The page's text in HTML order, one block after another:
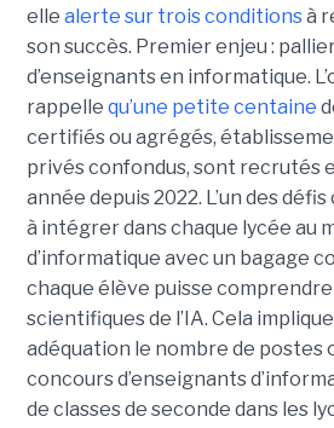
elle alerte sur trois conditionsà
son succès. Premier enjeu :
d’enseignants en informatique.
rappelle qu’une petite centaine
certifiés ou agrégés,
privés confondus, sont recrutés
année depuis 2022. L’un des
à intégrer dans chaque lycée au
d’informatique avec un bagage
chaque élève puisse
scientifiques de l’IA. Cela
adéquation le nombre de postes
concours d’enseignants
de classes de seconde dans les